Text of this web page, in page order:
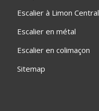
Escalier à Limon Central
Escalier en métal
Escalier en colimaçon
Sitemap